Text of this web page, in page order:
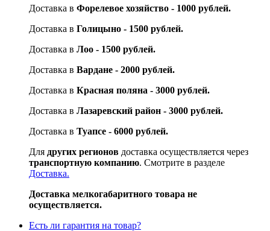
Доставка в Форелевое хозяйство - 1000 рублей.
Доставка в Голицыно - 1500 рублей.
Доставка в Лоо - 1500 рублей.
Доставка в Вардане - 2000 рублей.
Доставка в Красная поляна - 3000 рублей.
Доставка в Лазаревский район - 3000 рублей.
Доставка в Туапсе - 6000 рублей.
Для других регионов доставка осуществляется через
транспортную компанию. Смотрите в разделе
Доставка.
Доставка мелкогабаритного товара не
осуществляется.
Есть ли гарантия на товар?